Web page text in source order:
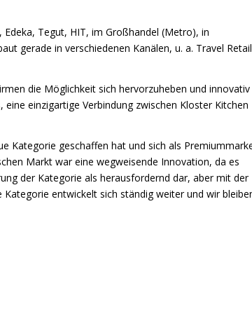
Tegut, HIT, im Großhandel (Metro), in
gerade in verschiedenen Kanälen, u. a. Travel
die Möglichkeit sich hervorzuheben und innovativ
einzigartige Verbindung zwischen Kloster Kitchen
Kategorie geschaffen hat und sich als
Markt war eine wegweisende Innovation, da es
der Kategorie als herausfordernd dar, aber mit der
entwickelt sich ständig weiter und wir